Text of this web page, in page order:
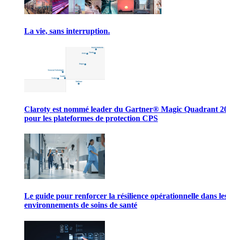
La vie, sans interruption.
Claroty est nommé leader du Gartner® Magic Quadrant
pour les plateformes de protection CPS
Le guide pour renforcer la résilience opérationnelle dans
environnements de soins de santé